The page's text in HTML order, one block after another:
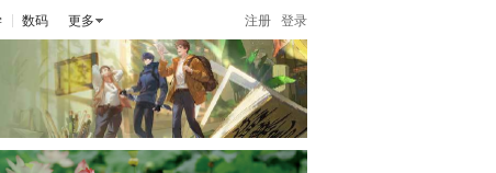
数码 更多 注册 登录